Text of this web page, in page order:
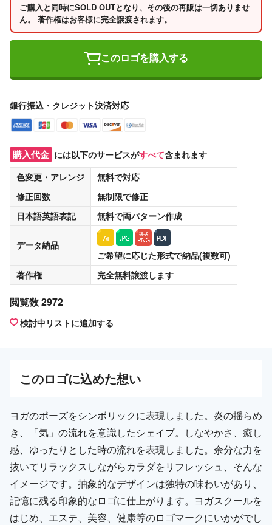
ご購入と同時にSOLD OUTとなり、その後の再販は一切ありませ
ん。 著作権はお客様に完全譲渡されます。
このロゴを購入する
銀行振込・クレジット決済対応
購入代金 には以下のサービスがすべて含まれます
色変更・アレンジ
無料で対応
修正回数
無制限で修正
日本語英語表記
無料で両パターン作成
データ納品
ご希望に応じた形式で納品(複数可)
著作権
完全無料譲渡します
閲覧数 2972
検討中リストに追加する
このロゴに込めた想い
ヨガのポーズをシンボリックに表現しました。炎の揺らめ
き、「気」の流れを意識したシェイプ。しなやかさ、癒し
感、ゆったりとした時の流れを表現しました。余分な力を
抜いてリラックスしながらカラダをリフレッシュ、そんな
イメージです。抽象的なデザインは独特の味わいがあり、
記憶に残る印象的なロゴに仕上がります。ヨガスクールを
はじめ、エステ、美容、健康等のロゴマークにいかがでし